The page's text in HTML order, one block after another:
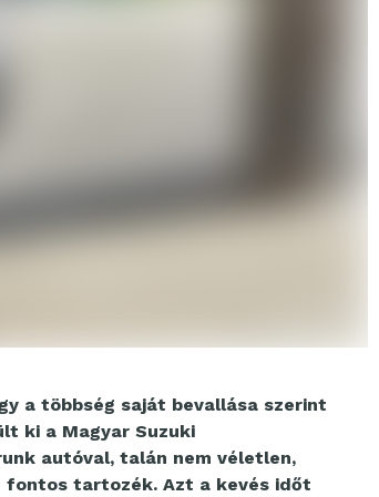
a többség saját bevallása szerint
ki a Magyar Suzuki
autóval, talán nem véletlen,
fontos tartozék. Azt a kevés időt